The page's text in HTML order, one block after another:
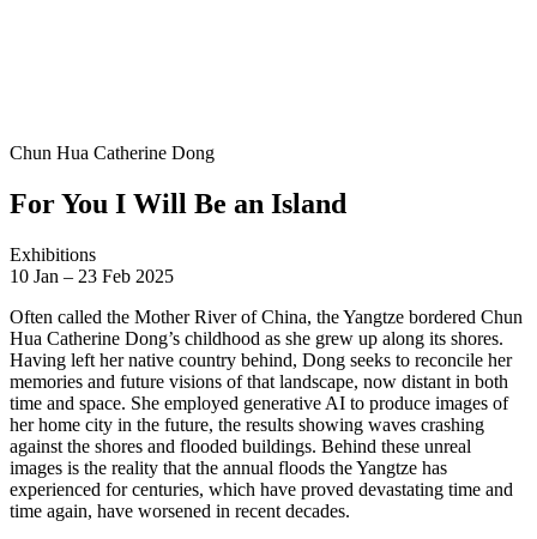
Chun Hua Catherine Dong
For You I Will Be an Island
Exhibitions
10 Jan – 23 Feb 2025
Often called the Mother River of China, the Yangtze bordered Chun
Hua Catherine Dong’s childhood as she grew up along its shores.
Having left her native country behind, Dong seeks to reconcile her
memories and future visions of that landscape, now distant in both
time and space. She employed generative AI to produce images of
her home city in the future, the results showing waves crashing
against the shores and flooded buildings. Behind these unreal
images is the reality that the annual floods the Yangtze has
experienced for centuries, which have proved devastating time and
time again, have worsened in recent decades.